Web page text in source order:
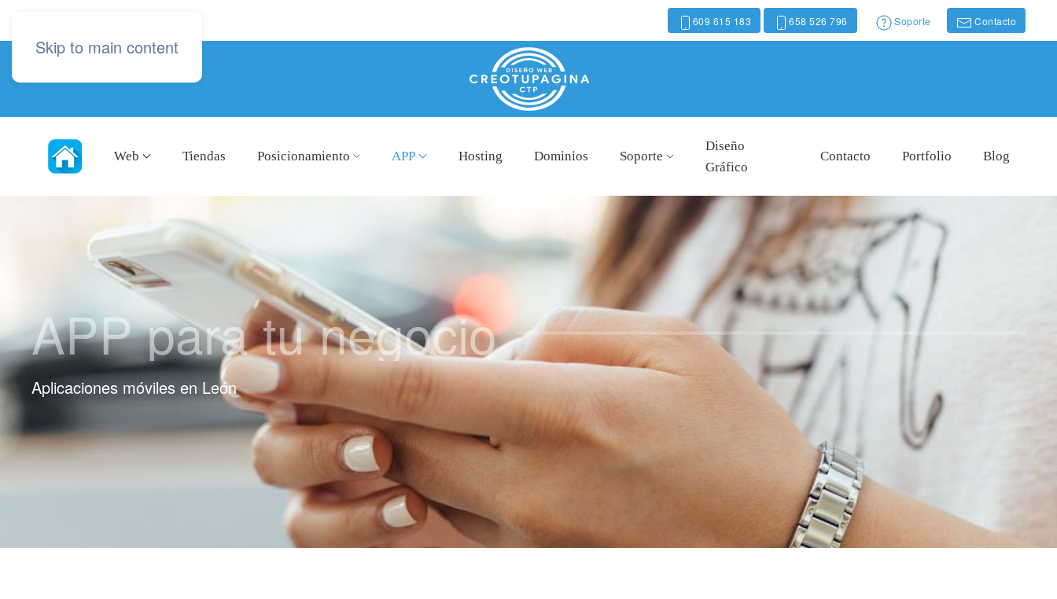
Skip to main content
609 615 183 658 526 796 Soporte Contacto
Web Tiendas Posicionamiento APP Hosting Dominios Soporte
Diseño
Gráfico
Contacto Portfolio Blog
APP para tu negocio
Aplicaciones móviles en León